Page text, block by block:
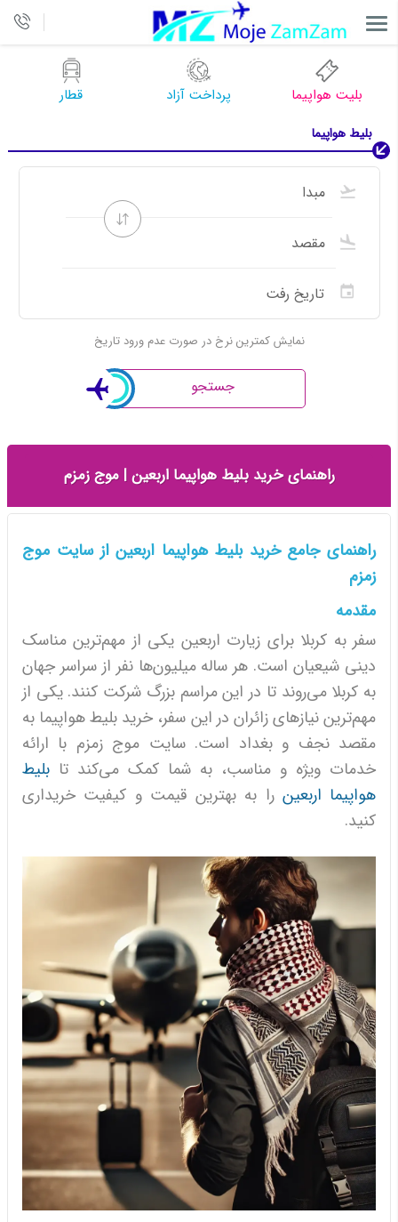
بلیت هواپیما پرداخت آزاد قطار
بلیط هواپیما
نمایش کمترین نرخ در صورت عدم ورود تاریخ
جستجو
راهنمای خرید بلیط هواپیما اربعین | موج زمزم
راهنمای جامع خرید بلیط هواپیما اربعین از سایت موج
زمزم
مقدمه
سفر به کربلا برای زیارت اربعین یکی از مهم‌ترین مناسک
دینی شیعیان است. هر ساله میلیون‌ها نفر از سراسر جهان
به کربلا می‌روند تا در این مراسم بزرگ شرکت کنند. یکی از
مهم‌ترین نیازهای زائران در این سفر، خرید بلیط هواپیما به
مقصد نجف و بغداد است. سایت موج زمزم با ارائه
خدمات ویژه و مناسب، به شما کمک می‌کند تا بلیط
هواپیما اربعین را به بهترین قیمت و کیفیت خریداری
کنید.